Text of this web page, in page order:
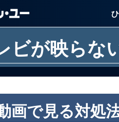
ビが映らな
画で見る対処